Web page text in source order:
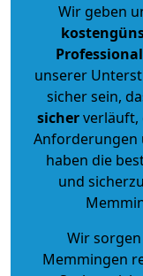
Wir geben
unserer
sicher sein,
sicherverläuft,
Anforderungen
haben die
und
Wir
Memmingen